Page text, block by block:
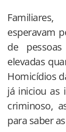
esperavam
de
elevadas
Homicídios
já iniciou as
criminoso,
para saber